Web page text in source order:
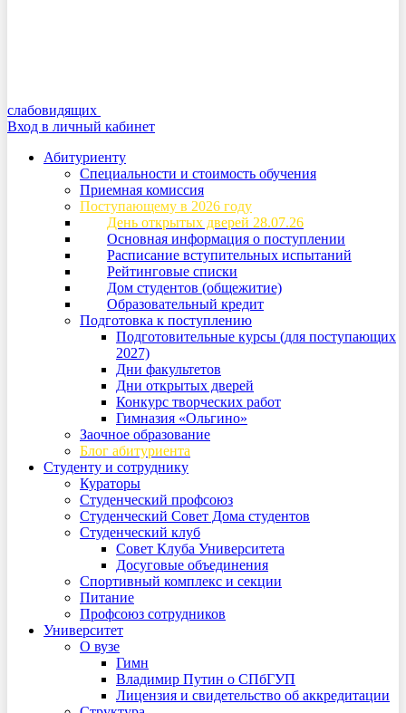
слабовидящих
Вход в личный кабинет
Абитуриенту
Специальности и стоимость обучения
Приемная комиссия
Поступающему в 2026 году
День открытых дверей 28.07.26
Основная информация о поступлении
Расписание вступительных испытаний
Рейтинговые списки
Дом студентов (общежитие)
Образовательный кредит
Подготовка к поступлению
Подготовительные курсы (для поступающих
2027)
Дни факультетов
Дни открытых дверей
Конкурс творческих работ
Гимназия «Ольгино»
Заочное образование
Блог абитуриента
Студенту и сотруднику
Кураторы
Студенческий профсоюз
Студенческий Совет Дома студентов
Студенческий клуб
Совет Клуба Университета
Досуговые объединения
Спортивный комплекс и секции
Питание
Профсоюз сотрудников
Университет
О вузе
Гимн
Владимир Путин о СПбГУП
Лицензия и свидетельство об аккредитации